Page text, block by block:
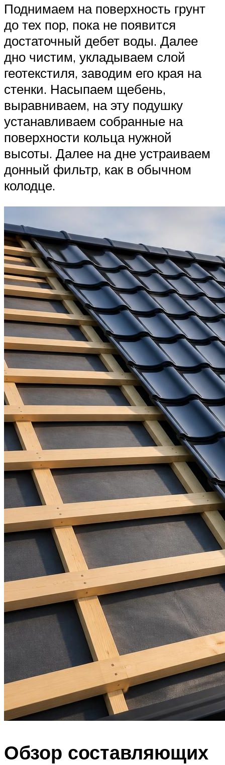
Поднимаем на поверхность грунт
до тех пор, пока не появится
достаточный дебет воды. Далее
дно чистим, укладываем слой
геотекстиля, заводим его края на
стенки. Насыпаем щебень,
выравниваем, на эту подушку
устанавливаем собранные на
поверхности кольца нужной
высоты. Далее на дне устраиваем
донный фильтр, как в обычном
колодце.
Обзор составляющих